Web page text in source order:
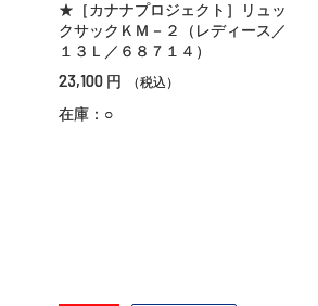
★［カナナプロジェクト］リュッ
クサックＫＭ－２（レディース／
１３Ｌ／６８７１４）
23,100 円 （税込）
在庫：○